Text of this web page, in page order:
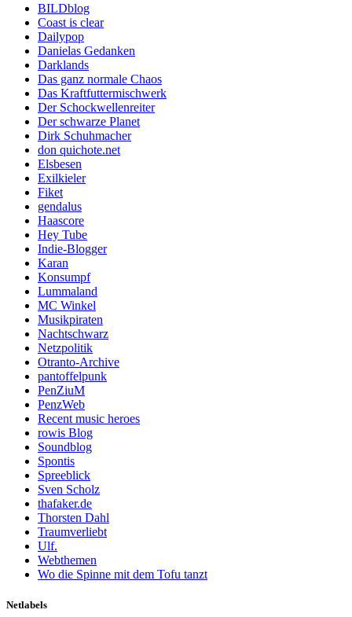
BILDblog
Coast is clear
Dailypop
Danielas Gedanken
Darklands
Das ganz normale Chaos
Das Kraftfuttermischwerk
Der Schockwellenreiter
Der schwarze Planet
Dirk Schuhmacher
don quichote.net
Elsbesen
Exilkieler
Fiket
gendalus
Haascore
Hey Tube
Indie-Blogger
Karan
Konsumpf
Lummaland
MC Winkel
Musikpiraten
Nachtschwarz
Netzpolitik
Otranto-Archive
pantoffelpunk
PenZiuM
PenzWeb
Recent music heroes
rowis Blog
Soundblog
Spontis
Spreeblick
Sven Scholz
thafaker.de
Thorsten Dahl
Traumverliebt
Ulf.
Webthemen
Wo die Spinne mit dem Tofu tanzt
Netlabels